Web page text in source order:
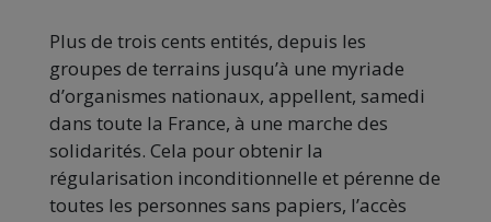
Plus de trois cents entités, depuis les
groupes de terrains jusqu’à une myriade
d’organismes nationaux, appellent, samedi
dans toute la France, à une marche des
solidarités. Cela pour obtenir la
régularisation inconditionnelle et pérenne de
toutes les personnes sans papiers, l’accès